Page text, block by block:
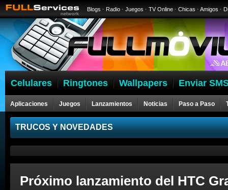
Blogs · Radio · Juegos · TV Online · Chicas · Amigos ·
Celulares Ringtones Wallpapers Enviar
Aplicaciones Juegos Lanzamientos Noticias Paso a Paso
Celulares
TRUCOS Y NOVEDADES
Próximo lanzamiento del HTC